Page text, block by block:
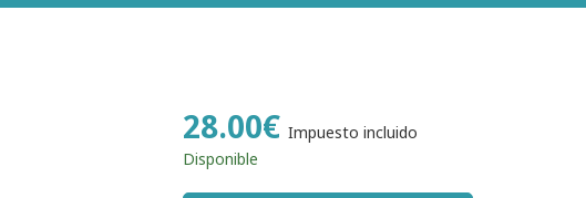
28.00€ Impuesto incluido
Disponible